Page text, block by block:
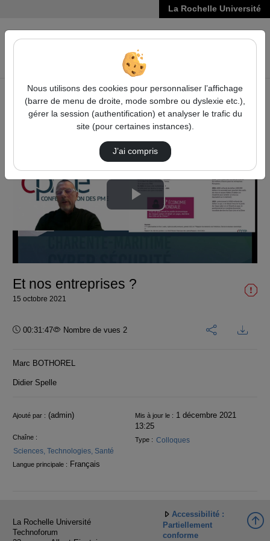
La Rochelle Université
VIDÉOS
Accueil Vidéos Et nos entreprises ?
Lire
la
vidéo
Et nos entreprises ?
15 octobre 2021
Durée :
00:31:47 Nombre de vues 2
Marc BOTHOREL
Didier Spelle
Informations
Ajouté par : (admin) Mis à jour le : 1 décembre 2021
13:25
Chaîne :
Sciences, Technologies, Santé
Type : Colloques
Langue principale : Français
La Rochelle Université
Technoforum
Accessibilité :
Partiellement
conforme
Nous utilisons des cookies pour personnaliser l’affichage
(barre de menu de droite, mode sombre ou dyslexie etc.),
gérer la session (authentification) et analyser le trafic du
site (pour certaines instances).
J’ai compris